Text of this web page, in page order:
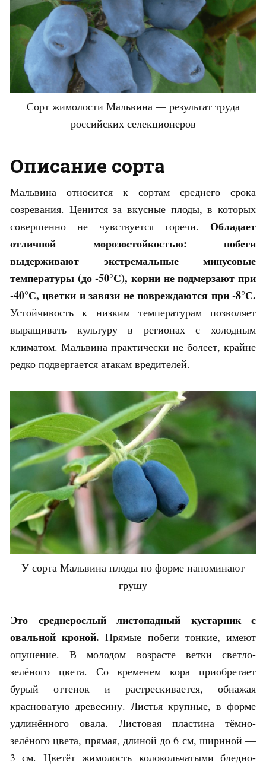
Сорт жимолости Мальвина — результат труда
российских селекционеров
Описание сорта
Мальвина относится к сортам среднего срока
созревания. Ценится за вкусные плоды, в которых
совершенно не чувствуется горечи. Обладает
отличной морозостойкостью: побеги
выдерживают экстремальные минусовые
температуры (до -50°С), корни не подмерзают при
-40°С, цветки и завязи не повреждаются при -8°С.
Устойчивость к низким температурам позволяет
выращивать культуру в регионах с холодным
климатом. Мальвина практически не болеет, крайне
редко подвергается атакам вредителей.
У сорта Мальвина плоды по форме напоминают
грушу
Это среднерослый листопадный кустарник с
овальной кроной. Прямые побеги тонкие, имеют
опушение. В молодом возрасте ветки светло-
зелёного цвета. Со временем кора приобретает
бурый оттенок и растрескивается, обнажая
красноватую древесину. Листья крупные, в форме
удлинённого овала. Листовая пластина тёмно-
зелёного цвета, прямая, длиной до 6 см, шириной —
3 см. Цветёт жимолость колокольчатыми бледно-